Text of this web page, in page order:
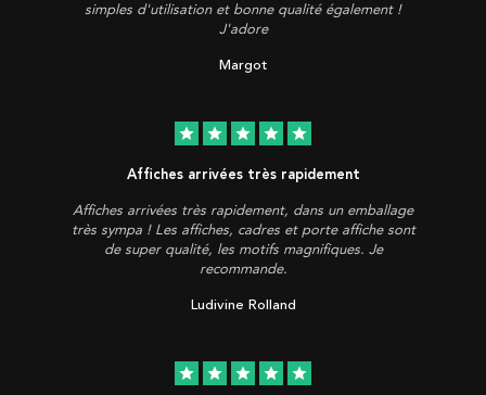
simples d'utilisation et bonne qualité également !
J'adore
Margot
star star star star star
Affiches arrivées très rapidement
Affiches arrivées très rapidement, dans un emballage
très sympa ! Les affiches, cadres et porte affiche sont
de super qualité, les motifs magnifiques. Je
recommande.
Ludivine Rolland
star star star star star